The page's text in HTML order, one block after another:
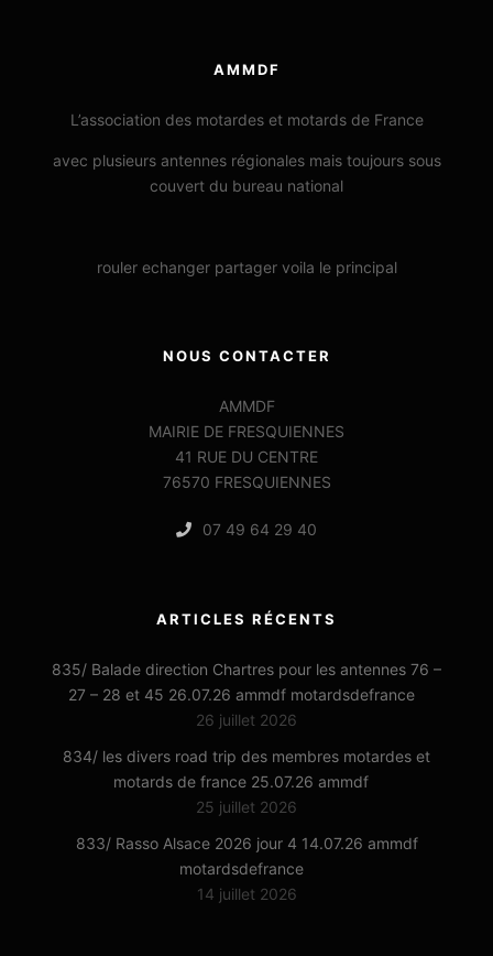
AMMDF
L’association des motardes et motards de France
avec plusieurs antennes régionales mais toujours sous
couvert du bureau national
rouler echanger partager voila le principal
NOUS CONTACTER
AMMDF
MAIRIE DE FRESQUIENNES
41 RUE DU CENTRE
76570 FRESQUIENNES
07 49 64 29 40
ARTICLES RÉCENTS
835/ Balade direction Chartres pour les antennes 76 –
27 – 28 et 45 26.07.26 ammdf motardsdefrance
26 juillet 2026
834/ les divers road trip des membres motardes et
motards de france 25.07.26 ammdf
25 juillet 2026
833/ Rasso Alsace 2026 jour 4 14.07.26 ammdf
motardsdefrance
14 juillet 2026